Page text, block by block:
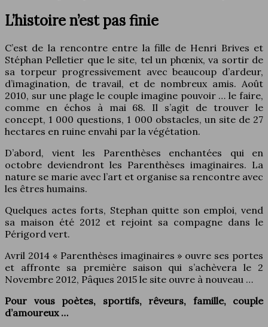
L’histoire n’est pas finie
C’est de la rencontre entre la fille de Henri Brives et
Stéphan Pelletier que le site, tel un phœnix, va sortir de
sa torpeur progressivement avec beaucoup d’ardeur,
d’imagination, de travail, et de nombreux amis. Août
2010, sur une plage le couple imagine pouvoir … le faire,
comme en échos à mai 68. Il s’agit de trouver le
concept, 1 000 questions, 1 000 obstacles, un site de 27
hectares en ruine envahi par la végétation.
D’abord, vient les Parenthèses enchantées qui en
octobre deviendront les Parenthèses imaginaires. La
nature se marie avec l’art et organise sa rencontre avec
les êtres humains.
Quelques actes forts, Stephan quitte son emploi, vend
sa maison été 2012 et rejoint sa compagne dans le
Périgord vert.
Avril 2014 « Parenthèses imaginaires » ouvre ses portes
et affronte sa première saison qui s’achèvera le 2
Novembre 2012, Pâques 2015 le site ouvre à nouveau …
Pour vous poètes, sportifs, rêveurs, famille, couple
d’amoureux …